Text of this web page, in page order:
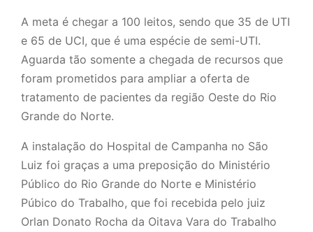
A meta é chegar a 100 leitos, sendo que 35 de UTI
e 65 de UCI, que é uma espécie de semi-UTI.
Aguarda tão somente a chegada de recursos que
foram prometidos para ampliar a oferta de
tratamento de pacientes da região Oeste do Rio
Grande do Norte.
A instalação do Hospital de Campanha no São
Luiz foi graças a uma preposição do Ministério
Público do Rio Grande do Norte e Ministério
Púbico do Trabalho, que foi recebida pelo juiz
Orlan Donato Rocha da Oitava Vara do Trabalho